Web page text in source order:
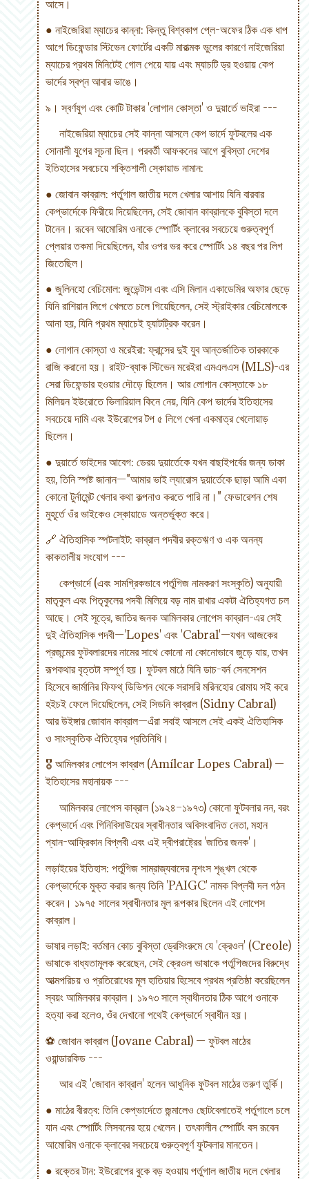
আসে।
● নাইজেরিয়া ম্যাচের কান্না: কিন্তু বিশ্বকাপ প্লে-অফের ঠিক এক ধাপ
আগে ডিফেন্ডার স্টিভেন ফোর্টের একটি মারাত্মক ভুলের কারণে নাইজেরিয়া
ম্যাচের প্রথম মিনিটেই গোল পেয়ে যায় এবং ম্যাচটি ড্র হওয়ায় কেপ
ভার্দের স্বপ্ন আবার ভাঙে।
৯। স্বর্ণযুগ এবং কোটি টাকার 'লোগান কোস্তা' ও দুয়ার্তে ভাইরা ---
নাইজেরিয়া ম্যাচের সেই কান্না আসলে কেপ ভার্দে ফুটবলের এক
সোনালী যুগের সূচনা ছিল। পরবর্তী আফকনের আগে বুবিস্তা দেশের
ইতিহাসের সবচেয়ে শক্তিশালী স্কোয়াড নামান:
● জোবান কাব্রাল: পর্তুগাল জাতীয় দলে খেলার আশায় যিনি বারবার
কেপ্ভার্দেকে ফিরীয়ে দিয়েছিলেন, সেই জোবান কাব্রালকে বুবিস্তা দলে
টানেন। রূবেন আমোরিম ওনাকে স্পোর্টিং ক্লাবের সবচেয়ে গুরুত্বপূর্ণ
প্লেয়ার তকমা দিয়েছিলেন, যাঁর ওপর ভর করে স্পোর্টিং ১৪ বছর পর লিগ
জিতেছিল।
● জুলিনহো বেচিমোল: জুভেন্টাস এবং এসি মিলান একাডেমির অফার ছেড়ে
যিনি রাশিয়ান লিগে খেলতে চলে গিয়েছিলেন, সেই স্ট্রাইকার বেচিমোলকে
আনা হয়, যিনি প্রথম ম্যাচেই হ্যাটট্রিক করেন।
● লোগান কোস্তা ও মরেইরা: ফ্রান্সের দুই যুব আন্তর্জাতিক তারকাকে
রাজি করানো হয়। রাইট-ব্যাক স্টিভেন মরেইরা এমএলএস (MLS)-এর
সেরা ডিফেন্ডার হওয়ার দৌড়ে ছিলেন। আর লোগান কোস্তাকে ১৮
মিলিয়ন ইউরোতে ভিলারিয়াল কিনে নেয়, যিনি কেপ ভার্দের ইতিহাসের
সবচেয়ে দামি এবং ইউরোপের টপ ৫ লিগে খেলা একমাত্র খেলোয়াড়
ছিলেন।
● দুয়ার্তে ভাইদের আবেগ: ডেরয় দুয়ার্তেকে যখন বাছাইপর্বের জন্য ডাকা
হয়, তিনি স্পষ্ট জানান—"আমার ভাই ল্যারোস দুয়ার্তেকে ছাড়া আমি একা
কোনো টুর্নামেন্ট খেলার কথা কল্পনাও করতে পারি না।" ফেডারেশন শেষ
মুহূর্তে ওঁর ভাইকেও স্কোয়াডে অন্তর্ভুক্ত করে।
🔗 ঐতিহাসিক স্পটলাইট: কাব্রাল পদবীর রক্তঋণ ও এক অনন্য
কাকতালীয় সংযোগ ---
কেপ্ভার্দে (এবং সামগ্রিকভাবে পর্তুগিজ নামকরণ সংস্কৃতি) অনুযায়ী
মাতৃকুল এবং পিতৃকুলের পদবী মিলিয়ে বড় নাম রাখার একটা ঐতিহ্যগত চল
আছে। সেই সূত্রে, জাতির জনক আমিলকার লোপেস কাব্রাল-এর সেই
দুই ঐতিহাসিক পদবী—'Lopes' এবং 'Cabral'—যখন আজকের
প্রজন্মের ফুটবলারদের নামের সাথে কোনো না কোনোভাবে জুড়ে যায়, তখন
রূপকথার বৃত্তটা সম্পূর্ণ হয়। ফুটবল মাঠে যিনি ডাচ-বর্ন সেনসেশন
হিসেবে জার্মানির ফিফথ্ ডিভিশন থেকে সরাসরি মরিনহোর রোমায় সই করে
হইচই ফেলে দিয়েছিলেন, সেই সিডনি কাব্রাল (Sidny Cabral)
আর উইঙ্গার জোবান কাব্রাল—এঁরা সবাই আসলে সেই একই ঐতিহাসিক
ও সাংস্কৃতিক ঐতিহ্যের প্রতিনিধি।
🎖 আমিলকার লোপেস কাব্রাল (Amílcar Lopes Cabral) —
ইতিহাসের মহানায়ক ---
আমিলকার লোপেস কাব্রাল (১৯২৪–১৯৭৩) কোনো ফুটবলার নন, বরং
কেপ্ভার্দে এবং গিনিবিসাউয়ের স্বাধীনতার অবিসংবাদিত নেতা, মহান
প্যান-আফ্রিকান বিপ্লবী এবং এই দ্বীপরাষ্ট্রের 'জাতির জনক'।
লড়াইয়ের ইতিহাস: পর্তুগিজ সাম্রাজ্যবাদের নৃশংস শৃঙ্খল থেকে
কেপ্ভার্দেকে মুক্ত করার জন্য তিনি 'PAIGC' নামক বিপ্লবী দল গঠন
করেন। ১৯৭৫ সালের স্বাধীনতার মূল রূপকার ছিলেন এই লোপেস
কাব্রাল।
ভাষার লড়াই: বর্তমান কোচ বুবিস্তা ড্রেসিংরুমে যে 'ক্রেওল' (Creole)
ভাষাকে বাধ্যতামূলক করেছেন, সেই ক্রেওল ভাষাকে পর্তুগিজদের বিরুদ্ধে
আত্মপরিচয় ও প্রতিরোধের মূল হাতিয়ার হিসেবে প্রথম প্রতিষ্ঠা করেছিলেন
স্বয়ং আমিলকার কাব্রাল। ১৯৭৩ সালে স্বাধীনতার ঠিক আগে ওনাকে
হত্যা করা হলেও, ওঁর দেখানো পথেই কেপ্ভার্দে স্বাধীন হয়।
⚽ জোবান কাব্রাল (Jovane Cabral) — ফুটবল মাঠের
ওয়ান্ডারকিড ---
আর এই 'জোবান কাব্রাল' হলেন আধুনিক ফুটবল মাঠের তরুণ তুর্কি।
● মাঠের বীরত্ব: তিনি কেপ্ভার্দেতে জন্মালেও ছোটবেলাতেই পর্তুগালে চলে
যান এবং স্পোর্টিং লিসবনের হয়ে খেলেন। তৎকালীন স্পোর্টিং বস রূবেন
আমোরিম ওনাকে ক্লাবের সবচেয়ে গুরুত্বপূর্ণ ফুটবলার মানতেন।
● রক্তের টান: ইউরোপের বুকে বড় হওয়ায় পর্তুগাল জাতীয় দলে খেলার